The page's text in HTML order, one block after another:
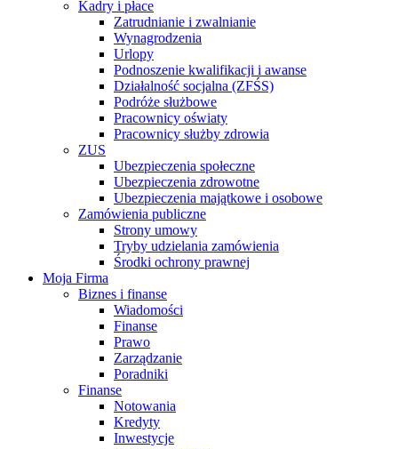
Kadry i płace
Zatrudnianie i zwalnianie
Wynagrodzenia
Urlopy
Podnoszenie kwalifikacji i awanse
Działalność socjalna (ZFŚS)
Podróże służbowe
Pracownicy oświaty
Pracownicy służby zdrowia
ZUS
Ubezpieczenia społeczne
Ubezpieczenia zdrowotne
Ubezpieczenia majątkowe i osobowe
Zamówienia publiczne
Strony umowy
Tryby udzielania zamówienia
Środki ochrony prawnej
Moja Firma
Biznes i finanse
Wiadomości
Finanse
Prawo
Zarządzanie
Poradniki
Finanse
Notowania
Kredyty
Inwestycje